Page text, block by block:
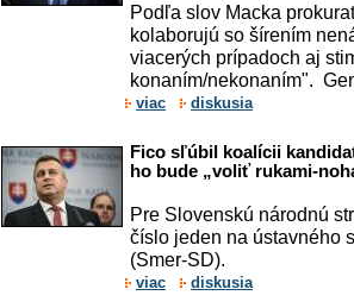
Podľa slov Macka
kolaborujú so šírením
viacerých prípadoch aj
konaním/nekonaním".
viac diskusia
Fico sľúbil koalícii
ho bude „voliť rukami-
Pre Slovenskú národnú
číslo jeden na ústavného
(Smer-SD).
viac diskusia